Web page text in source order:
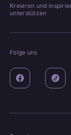
Kreieren und
unterstützen
Folge uns